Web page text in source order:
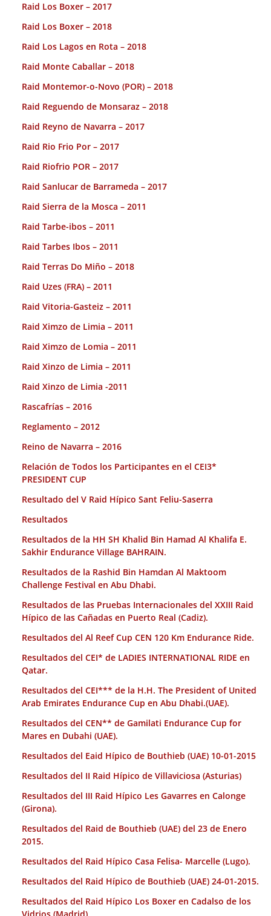
Raid Los Boxer – 2017
Raid Los Boxer – 2018
Raid Los Lagos en Rota – 2018
Raid Monte Caballar – 2018
Raid Montemor-o-Novo (POR) – 2018
Raid Reguendo de Monsaraz – 2018
Raid Reyno de Navarra – 2017
Raid Rio Frio Por – 2017
Raid Riofrio POR – 2017
Raid Sanlucar de Barrameda – 2017
Raid Sierra de la Mosca – 2011
Raid Tarbe-ibos – 2011
Raid Tarbes Ibos – 2011
Raid Terras Do Miño – 2018
Raid Uzes (FRA) – 2011
Raid Vitoria-Gasteiz – 2011
Raid Ximzo de Limia – 2011
Raid Ximzo de Lomia – 2011
Raid Xinzo de Limia – 2011
Raid Xinzo de Limia -2011
Rascafrías – 2016
Reglamento – 2012
Reino de Navarra – 2016
Relación de Todos los Participantes en el CEI3*
PRESIDENT CUP
Resultado del V Raid Hípico Sant Feliu-Saserra
Resultados
Resultados de la HH SH Khalid Bin Hamad Al Khalifa E.
Sakhir Endurance Village BAHRAIN.
Resultados de la Rashid Bin Hamdan Al Maktoom
Challenge Festival en Abu Dhabi.
Resultados de las Pruebas Internacionales del XXIII Raid
Hípico de las Cañadas en Puerto Real (Cadiz).
Resultados del Al Reef Cup CEN 120 Km Endurance Ride.
Resultados del CEI* de LADIES INTERNATIONAL RIDE en
Qatar.
Resultados del CEI*** de la H.H. The President of United
Arab Emirates Endurance Cup en Abu Dhabi.(UAE).
Resultados del CEN** de Gamilati Endurance Cup for
Mares en Dubahi (UAE).
Resultados del Eaid Hípico de Bouthieb (UAE) 10-01-2015
Resultados del II Raid Hípico de Villaviciosa (Asturias)
Resultados del III Raid Hípico Les Gavarres en Calonge
(Girona).
Resultados del Raid de Bouthieb (UAE) del 23 de Enero
2015.
Resultados del Raid Hípico Casa Felisa- Marcelle (Lugo).
Resultados del Raid Hípico de Bouthieb (UAE) 24-01-2015.
Resultados del Raid Hípico Los Boxer en Cadalso de los